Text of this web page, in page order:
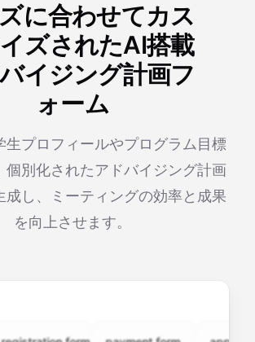
に合わせてカス
ズされたAI搭載
イジング計画フ
ォーム
生プロフィールやプログラム目標
個別化されたアドバイジング計画
成し、ミーティングの効率と成果
を向上させます。